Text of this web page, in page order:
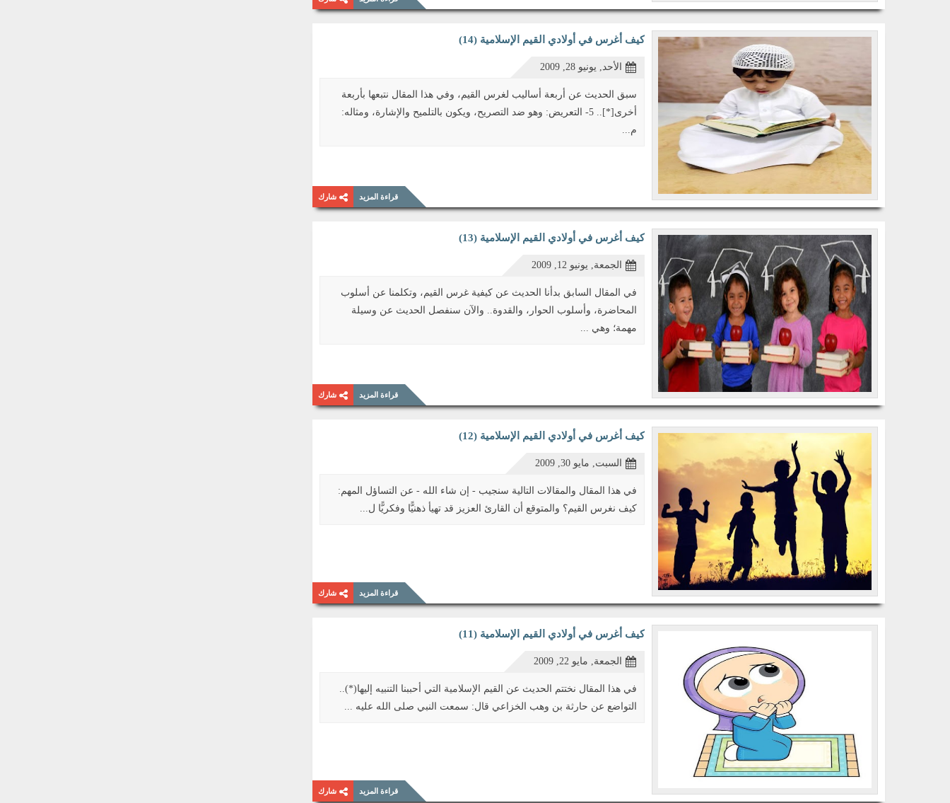
كيف أغرس في أولادي القيم الإسلامية (14)
الأحد, يونيو 28, 2009
سبق الحديث عن أربعة أساليب لغرس القيم، وفي هذا المقال نتبعها بأربعة
أخرى[*].. 5- التعريض: وهو ضد التصريح، ويكون بالتلميح والإشارة، ومثاله:
م...
قراءة المزيد شارك
كيف أغرس في أولادي القيم الإسلامية (13)
الجمعة, يونيو 12, 2009
في المقال السابق بدأنا الحديث عن كيفية غرس القيم، وتكلمنا عن أسلوب
المحاضرة، وأسلوب الحوار، والقدوة.. والآن سنفصل الحديث عن وسيلة
مهمة؛ وهي ...
قراءة المزيد شارك
كيف أغرس في أولادي القيم الإسلامية (12)
السبت, مايو 30, 2009
في هذا المقال والمقالات التالية سنجيب - إن شاء الله - عن التساؤل المهم:
كيف نغرس القيم؟ والمتوقع أن القارئ العزيز قد تهيأ ذهنيًّا وفكريًّا ل...
قراءة المزيد شارك
كيف أغرس في أولادي القيم الإسلامية (11)
الجمعة, مايو 22, 2009
في هذا المقال نختتم الحديث عن القيم الإسلامية التي أحببنا التنبيه إليها(*)..
التواضع عن حارثة بن وهب الخزاعي قال: سمعت النبي صلى الله عليه ...
قراءة المزيد شارك